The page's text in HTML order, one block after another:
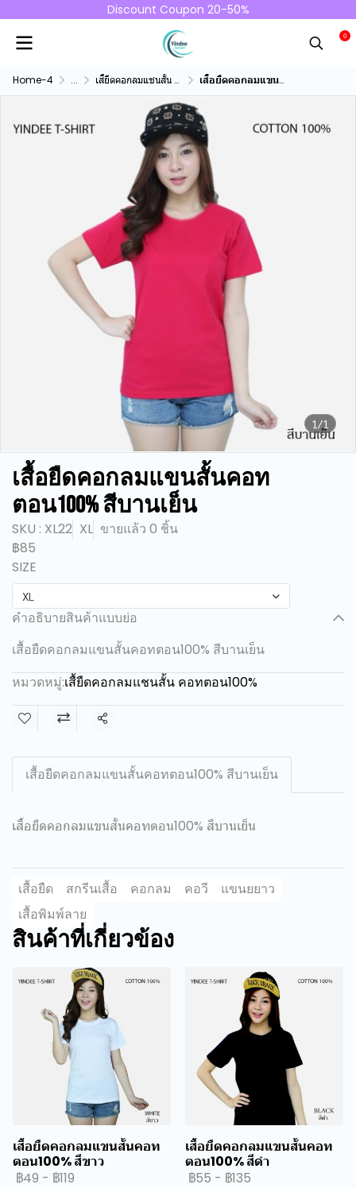
Discount Coupon 20-50%
0
Home-4 ... เสื้ยืดคอกลมแชนสั้น คอทตอน100% เสื้อยืดคอกลมแขนสั้นคอทตอน100% สีบานเย็น
1/1
เสื้อยืดคอกลมแขนสั้นคอท
ตอน100% สีบานเย็น
SKU : XL22 XL ขายแล้ว 0 ชิ้น
฿85
SIZE
XL
คำอธิบายสินค้าแบบย่อ
เสื้อยืดคอกลมแขนสั้นคอทตอน100% สีบานเย็น
หมวดหมู่:เสื้ยืดคอกลมแชนสั้น คอทตอน100%
แชร์
เสื้อยืดคอกลมแขนสั้นคอทตอน100% สีบานเย็น
เสื้อยืดคอกลมแขนสั้นคอทตอน100% สีบานเย็น
เสื้อยืด สกรีนเสื้อ คอกลม คอวี
แขนยยาว
เสื้อพิมพ์ลาย
สินค้าที่เกี่ยวข้อง
เสื้อยืดคอกลมแขนสั้นคอท
ตอน100% สีขาว
฿49 - ฿119
เสื้อยืดคอกลมแขนสั้นคอท
ตอน100% สีดำ
฿55 - ฿135